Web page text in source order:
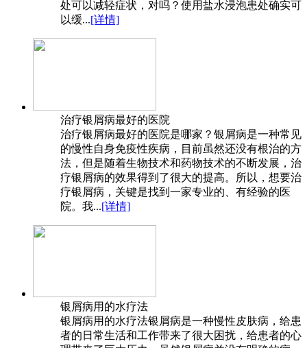
处可以减轻症状，对吗？使用盐水浸泡患处确实可
以缓...[详情]
治疗银屑病最好的医院
治疗银屑病最好的医院是哪家？银屑病是一种常见
的慢性自身免疫性疾病，目前虽然还没有根治的方
法，但是随着生物技术和药物技术的不断发展，治
疗银屑病的效果得到了很大的提高。所以，想要治
疗银屑病，关键是找到一家专业的、有经验的医
院。我...[详情]
银屑病用的水疗法
银屑病用的水疗法银屑病是一种慢性皮肤病，给患
者的日常生活和工作带来了很大困扰，给患者的心